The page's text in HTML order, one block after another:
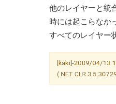
他のレイヤーと統
時には起こらなか
すべてのレイヤー
[kaki]-2009/04/13
(.NET CLR